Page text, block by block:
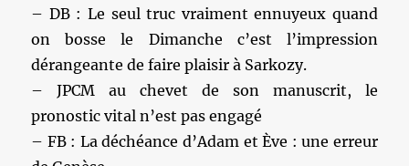
– DB : Le seul truc vraiment ennuyeux quand
on bosse le Dimanche c’est l’impression
dérangeante de faire plaisir à Sarkozy.
– JPCM au chevet de son manuscrit, le
pronostic vital n’est pas engagé
– FB : La déchéance d’Adam et Ève : une erreur